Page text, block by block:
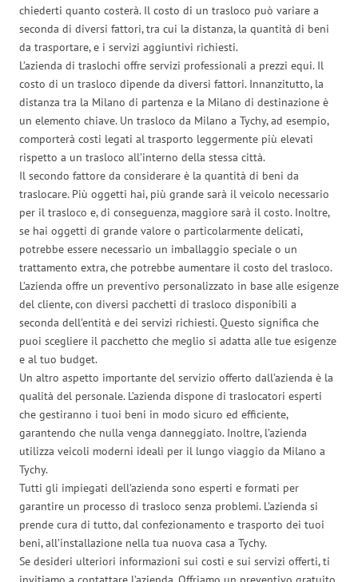
chiederti quanto costerà. Il costo di un trasloco può variare a
seconda di diversi fattori, tra cui la distanza, la quantità di beni
da trasportare, e i servizi aggiuntivi richiesti.
L’azienda di traslochi offre servizi professionali a prezzi equi. Il
costo di un trasloco dipende da diversi fattori. Innanzitutto, la
distanza tra la Milano di partenza e la Milano di destinazione è
un elemento chiave. Un trasloco da Milano a Tychy, ad esempio,
comporterà costi legati al trasporto leggermente più elevati
rispetto a un trasloco all’interno della stessa città.
Il secondo fattore da considerare è la quantità di beni da
traslocare. Più oggetti hai, più grande sarà il veicolo necessario
per il trasloco e, di conseguenza, maggiore sarà il costo. Inoltre,
se hai oggetti di grande valore o particolarmente delicati,
potrebbe essere necessario un imballaggio speciale o un
trattamento extra, che potrebbe aumentare il costo del trasloco.
L’azienda offre un preventivo personalizzato in base alle esigenze
del cliente, con diversi pacchetti di trasloco disponibili a
seconda dell’entità e dei servizi richiesti. Questo significa che
puoi scegliere il pacchetto che meglio si adatta alle tue esigenze
e al tuo budget.
Un altro aspetto importante del servizio offerto dall’azienda è la
qualità del personale. L’azienda dispone di traslocatori esperti
che gestiranno i tuoi beni in modo sicuro ed efficiente,
garantendo che nulla venga danneggiato. Inoltre, l’azienda
utilizza veicoli moderni ideali per il lungo viaggio da Milano a
Tychy.
Tutti gli impiegati dell’azienda sono esperti e formati per
garantire un processo di trasloco senza problemi. L’azienda si
prende cura di tutto, dal confezionamento e trasporto dei tuoi
beni, all’installazione nella tua nuova casa a Tychy.
Se desideri ulteriori informazioni sui costi e sui servizi offerti, ti